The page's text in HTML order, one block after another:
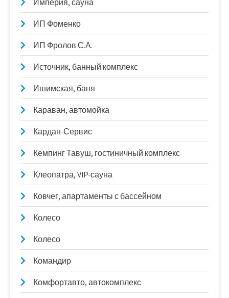
Империя, сауна
ИП Фоменко
ИП Фролов С.А.
Источник, банный комплекс
Ишимская, баня
Караван, автомойка
Кардан-Сервис
Кемпинг Тавуш, гостиничный комплекс
Клеопатра, VIP-сауна
Ковчег, апартаменты с бассейном
Колесо
Колесо
Командир
Комфортавто, автокомплекс